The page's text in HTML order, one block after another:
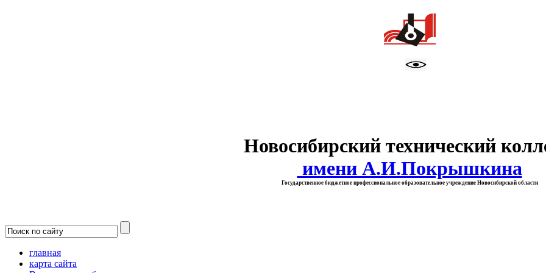
Новосибирский технический
имени А.И.Покрышкина
Государственное бюджетное профессиональное образовательное учреждение Новосибирской области
главная
карта сайта